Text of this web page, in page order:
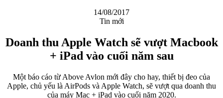
14/08/2017
Tin mới
Doanh thu Apple Watch sẽ vượt Macbook
+ iPad vào cuối năm sau
Một báo cáo từ Above Avlon mới đây cho hay, thiết bị đeo của
Apple, chủ yếu là AirPods và Apple Watch, sẽ vượt qua doanh thu
của máy Mac + iPad vào cuối năm 2020.